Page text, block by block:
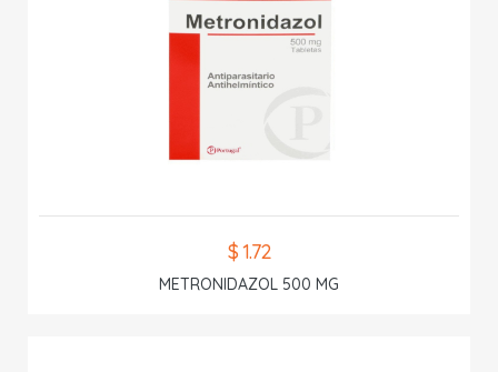
$ 1.72
METRONIDAZOL 500 MG